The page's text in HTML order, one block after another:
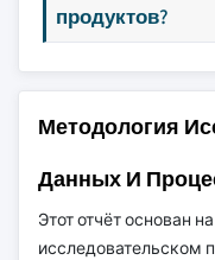
продуктов?
Методология
Данных И
Этот отчёт основан
исследовательском